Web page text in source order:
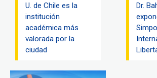
U. de Chile es la
institución
académica más
valorada por la
ciudad
Dr.